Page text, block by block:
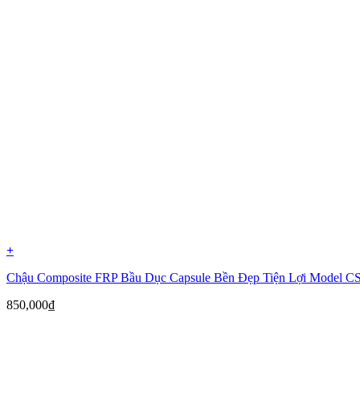
+
Chậu Composite FRP Bầu Dục Capsule Bền Đẹp Tiện Lợi Model
850,000₫